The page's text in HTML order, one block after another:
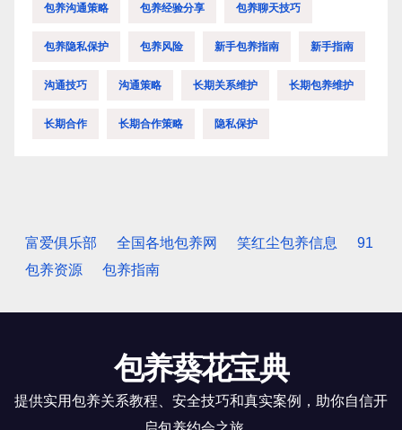
包养沟通策略 包养经验分享 包养聊天技巧
包养隐私保护 包养风险 新手包养指南 新手指南
沟通技巧 沟通策略 长期关系维护 长期包养维护
长期合作 长期合作策略 隐私保护
富爱俱乐部 全国各地包养网 笑红尘包养信息
91
包养资源
包养指南
包养葵花宝典
提供实用包养关系教程、安全技巧和真实案例，助你自信开